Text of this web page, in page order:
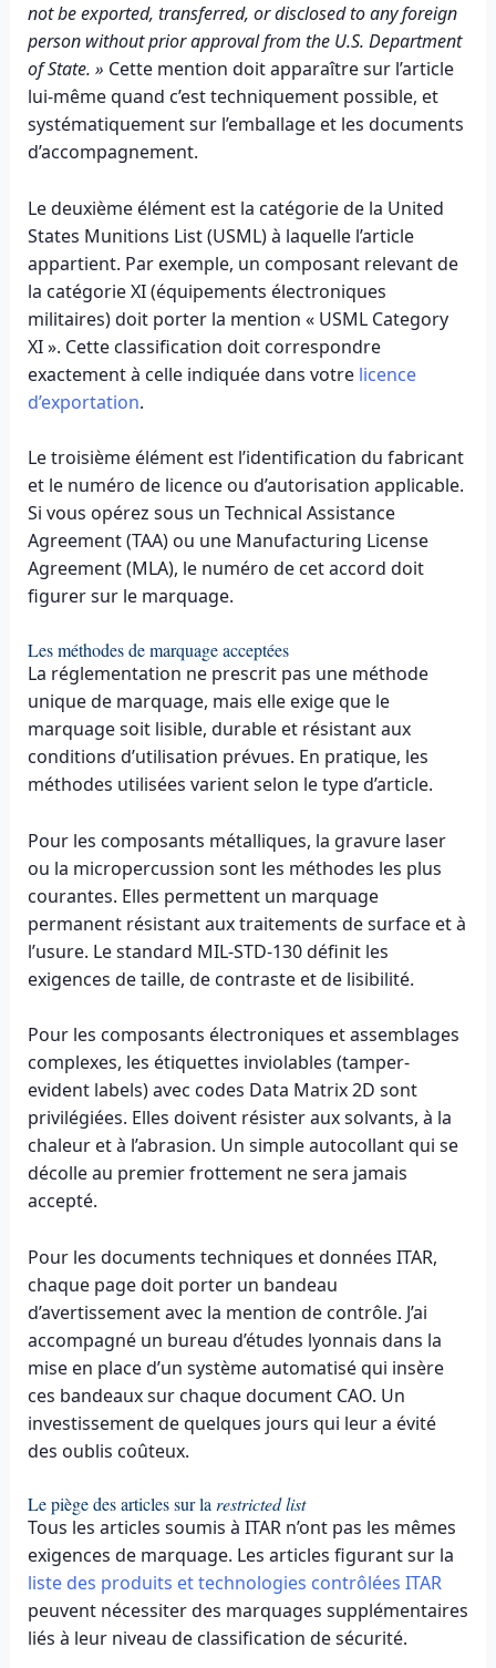
not be exported, transferred, or disclosed to any foreign
person without prior approval from the U.S. Department
of State. » Cette mention doit apparaître sur l’article
lui-même quand c’est techniquement possible, et
systématiquement sur l’emballage et les documents
d’accompagnement.
Le deuxième élément est la catégorie de la United
States Munitions List (USML) à laquelle l’article
appartient. Par exemple, un composant relevant de
la catégorie XI (équipements électroniques
militaires) doit porter la mention « USML Category
XI ». Cette classification doit correspondre
exactement à celle indiquée dans votre licence
d’exportation.
Le troisième élément est l’identification du fabricant
et le numéro de licence ou d’autorisation applicable.
Si vous opérez sous un Technical Assistance
Agreement (TAA) ou une Manufacturing License
Agreement (MLA), le numéro de cet accord doit
figurer sur le marquage.
Les méthodes de marquage acceptées
La réglementation ne prescrit pas une méthode
unique de marquage, mais elle exige que le
marquage soit lisible, durable et résistant aux
conditions d’utilisation prévues. En pratique, les
méthodes utilisées varient selon le type d’article.
Pour les composants métalliques, la gravure laser
ou la micropercussion sont les méthodes les plus
courantes. Elles permettent un marquage
permanent résistant aux traitements de surface et à
l’usure. Le standard MIL-STD-130 définit les
exigences de taille, de contraste et de lisibilité.
Pour les composants électroniques et assemblages
complexes, les étiquettes inviolables (tamper-
evident labels) avec codes Data Matrix 2D sont
privilégiées. Elles doivent résister aux solvants, à la
chaleur et à l’abrasion. Un simple autocollant qui se
décolle au premier frottement ne sera jamais
accepté.
Pour les documents techniques et données ITAR,
chaque page doit porter un bandeau
d’avertissement avec la mention de contrôle. J’ai
accompagné un bureau d’études lyonnais dans la
mise en place d’un système automatisé qui insère
ces bandeaux sur chaque document CAO. Un
investissement de quelques jours qui leur a évité
des oublis coûteux.
Le piège des articles sur larestricted list
Tous les articles soumis à ITAR n’ont pas les mêmes
exigences de marquage. Les articles figurant sur la
liste des produits et technologies contrôlées ITAR
peuvent nécessiter des marquages supplémentaires
liés à leur niveau de classification de sécurité.